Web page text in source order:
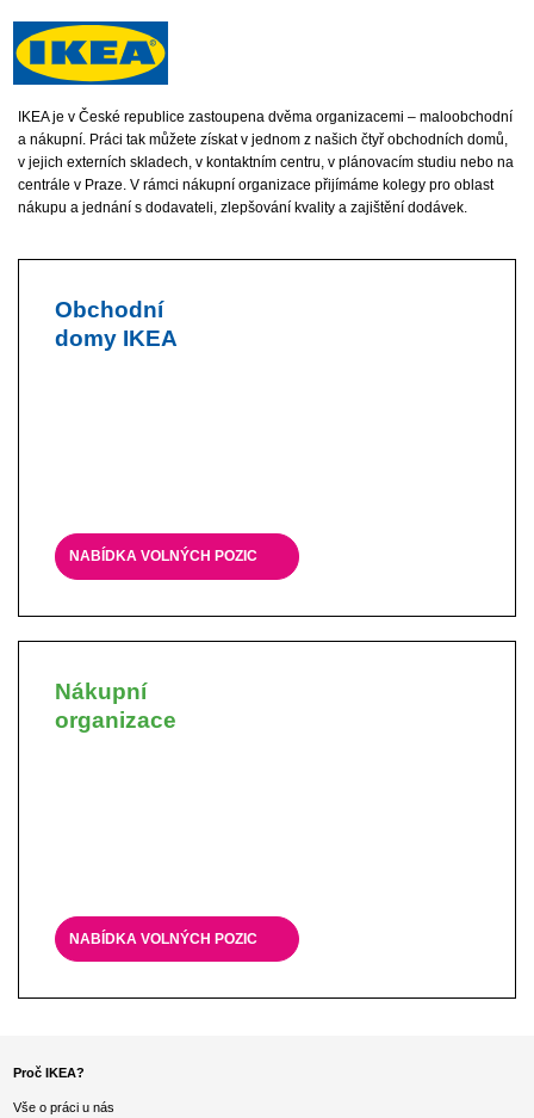
IKEA je v České republice zastoupena dvěma organizacemi – maloobchodní
a nákupní. Práci tak můžete získat v jednom z našich čtyř obchodních domů,
v jejich externích skladech, v kontaktním centru, v plánovacím studiu nebo na
centrále v Praze. V rámci nákupní organizace přijímáme kolegy pro oblast
nákupu a jednání s dodavateli, zlepšování kvality a zajištění dodávek.
Obchodní
domy IKEA
NABÍDKA VOLNÝCH POZIC
Nákupní
organizace
NABÍDKA VOLNÝCH POZIC
Proč IKEA?
Vše o práci u nás